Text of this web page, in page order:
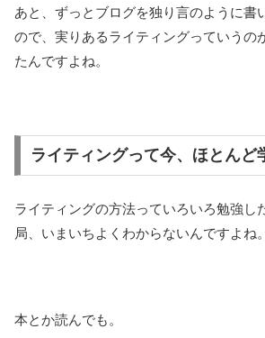
あと、ずっとブログを独り言のように書
ので、実りあるライティングっていうの
たんですよね。
ライティングって今、ほとんど
ライティングの方法っていろいろ勉強し
局、いまいちよくわからないんですよね。
本とか読んでも。